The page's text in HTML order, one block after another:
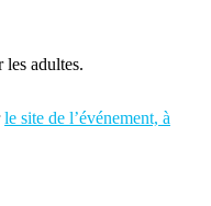
les adultes.
le site de l’événement, à